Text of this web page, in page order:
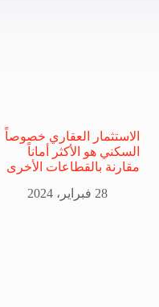
الاستثمار العقاري خصوصاً
السكني هو الأكثر أماناً
مقارنة بالقطاعات الأخرى
28 فبراير، 2024